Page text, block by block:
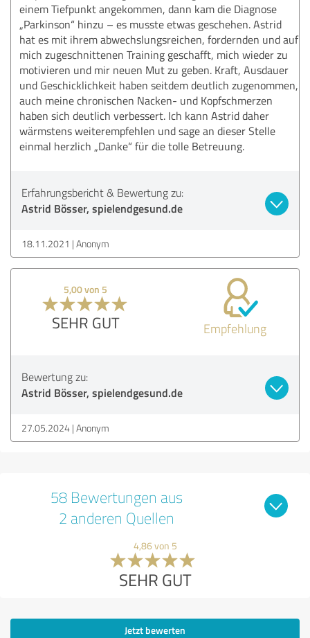
einem Tiefpunkt angekommen, dann kam die Diagnose
„Parkinson“ hinzu – es musste etwas geschehen. Astrid
hat es mit ihrem abwechslungsreichen, fordernden und auf
mich zugeschnittenen Training geschafft, mich wieder zu
motivieren und mir neuen Mut zu geben. Kraft, Ausdauer
und Geschicklichkeit haben seitdem deutlich zugenommen,
auch meine chronischen Nacken- und Kopfschmerzen
haben sich deutlich verbessert. Ich kann Astrid daher
wärmstens weiterempfehlen und sage an dieser Stelle
einmal herzlich „Danke“ für die tolle Betreuung.
Erfahrungsbericht & Bewertung zu:
Astrid Bösser, spielendgesund.de
18.11.2021 Anonym
5,00 von 5
SEHR GUT Empfehlung
Bewertung zu:
Astrid Bösser, spielendgesund.de
27.05.2024 Anonym
58 Bewertungen aus
2 anderen Quellen
4,86 von 5
SEHR GUT
Jetzt bewerten